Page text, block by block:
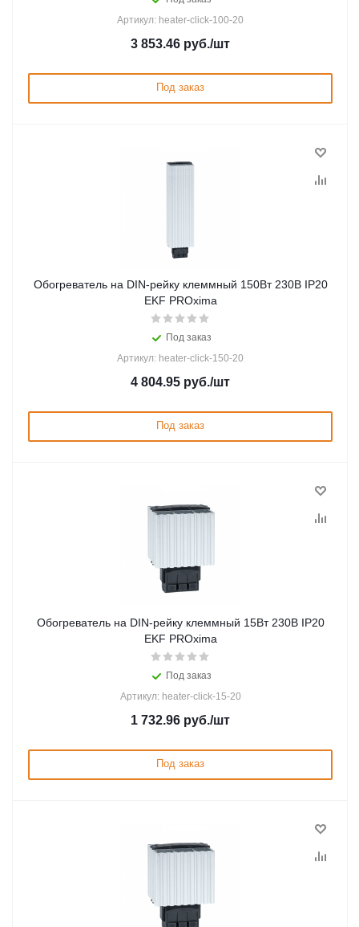
Артикул: heater-click-100-20
3 853.46 руб./шт
Под заказ
Обогреватель на DIN-рейку клеммный 150Вт 230В IP20
EKF PROxima
Под заказ
Артикул: heater-click-150-20
4 804.95 руб./шт
Под заказ
Обогреватель на DIN-рейку клеммный 15Вт 230В IP20
EKF PROxima
Под заказ
Артикул: heater-click-15-20
1 732.96 руб./шт
Под заказ